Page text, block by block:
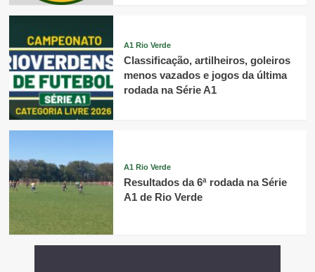
A1 Rio Verde
Classificação, artilheiros, goleiros
menos vazados e jogos da última
rodada na Série A1
A1 Rio Verde
Resultados da 6ª rodada na Série
A1 de Rio Verde